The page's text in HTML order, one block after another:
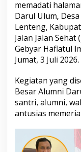
a
t
P
e
m
b
u
a
H
f
l
memadati
Darul Ulum,
Lenteng,
Jalan Jalan Sehat
Gebyar Haflatul
Jumat, 3 Juli 2026.
Kegiatan yang
Besar Alumni
santri, alumni,
antusias